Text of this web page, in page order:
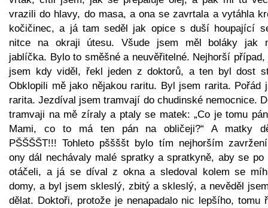
vrazili do hlavy, do masa, a ona se zavrtala a vytáhla
kočičinec, a já tam seděl jak opice s duší houpající
nitce na okraji útesu. Všude jsem měl boláky jak
jablíčka. Bylo to směšné a neuvěřitelné. Nejhorší případ,
jsem kdy viděl, řekl jeden z doktorů, a ten byl dost
Obklopili mě jako nějakou raritu. Byl jsem rarita. Pořád
rarita. Jezdíval jsem tramvají do chudinské nemocnice.
tramvaji na mě zíraly a ptaly se matek: „Co je tomu
Mami, co to má ten pán na obličeji?“ A matky
PŠŠŠŠT!!! Tohleto pššššt bylo tím nejhorším
ony dál nechávaly malé spratky a spratkyně, aby se po
otáčeli, a já se díval z okna a sledoval kolem se
domy, a byl jsem skleslý, zbitý a skleslý, a nevěděl
dělat. Doktoři, protože je nenapadalo nic lepšího, tomu